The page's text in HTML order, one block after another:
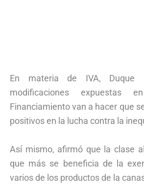
En materia de IVA, Duque
modificaciones
Financiamiento van a hacer que
positivos en la lucha contra la
Así mismo, afirmó que la clase
que más se beneficia de la
varios de los productos de la